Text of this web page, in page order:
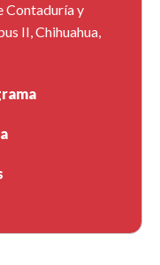
Contaduría y
II, Chihuahua,